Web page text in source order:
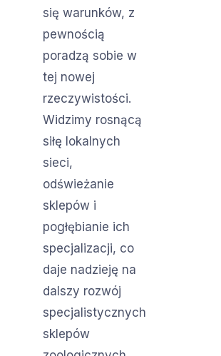
się warunków, z
pewnością
poradzą sobie w
tej nowej
rzeczywistości.
Widzimy rosnącą
siłę lokalnych
sieci,
odświeżanie
sklepów i
pogłębianie ich
specjalizacji, co
daje nadzieję na
dalszy rozwój
specjalistycznych
sklepów